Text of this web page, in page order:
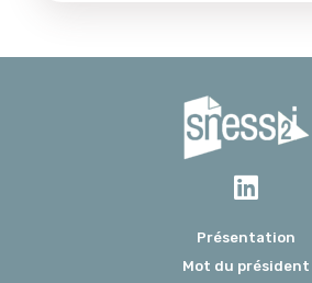
Présentation
Mot du président